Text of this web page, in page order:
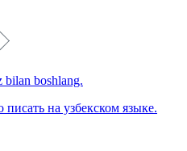
bilan boshlang.
на узбекском языке.